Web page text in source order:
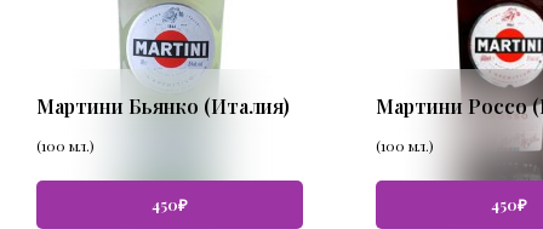
Мартини Бьянко (Италия)
(100 мл.)
450₽
Мартини Россо
(100 мл.)
450₽